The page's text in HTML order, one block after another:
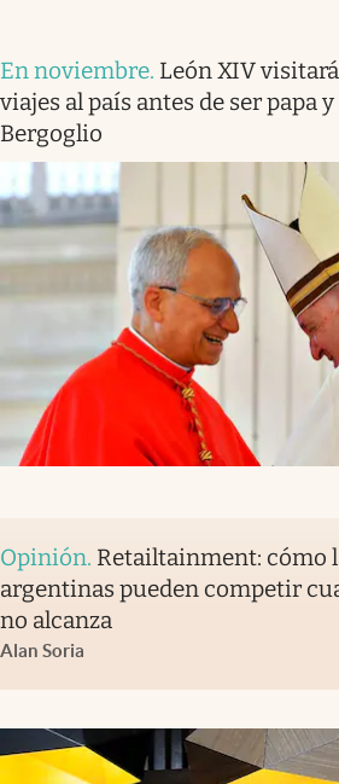
En noviembre. León XIV
viajes al país antes de ser papa
Bergoglio
Opinión. Retailtainment: cómo
argentinas pueden competir
no alcanza
Alan Soria